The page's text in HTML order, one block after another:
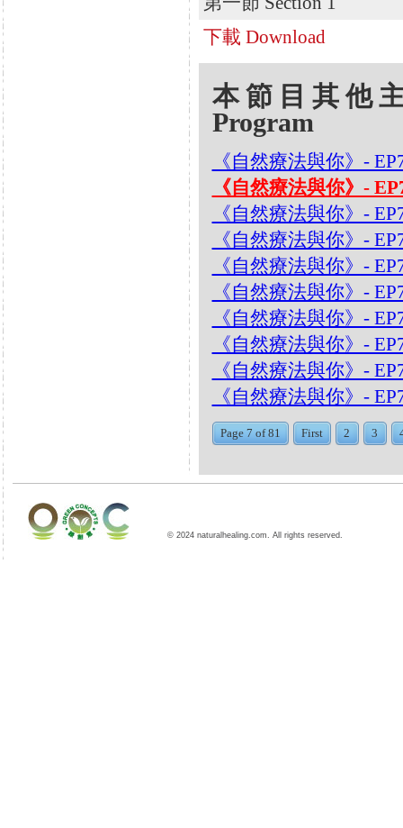
下載 Download
本節目其他
Program
《自然療法與你》-
《自然療法與你》-
《自然療法與你》-
《自然療法與你》-
《自然療法與你》-
《自然療法與你》-
《自然療法與你》-
《自然療法與你》-
《自然療法與你》-
《自然療法與你》-
Page 7 of 81 First 2 3
© 2024 naturalhealing.com. All rights reserved.